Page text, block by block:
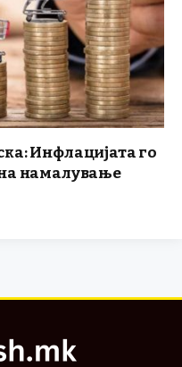
Инфлацијата го
намалување